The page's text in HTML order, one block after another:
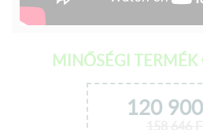
MINŐSÉGI
120 900